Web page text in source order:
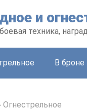
и
техника,
В броне
Огнестрельное